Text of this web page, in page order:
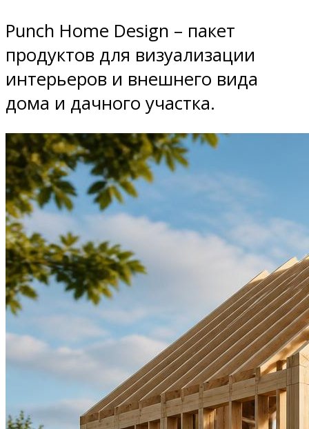
Punch Home Design – пакет
продуктов для визуализации
интерьеров и внешнего вида
дома и дачного участка.